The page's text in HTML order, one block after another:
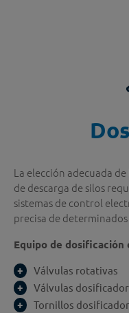
La elección adecuada
de descarga de silos
sistemas de control
precisa de
Equipo de dosificación
Válvulas rotativas
Válvulas
Tornillos